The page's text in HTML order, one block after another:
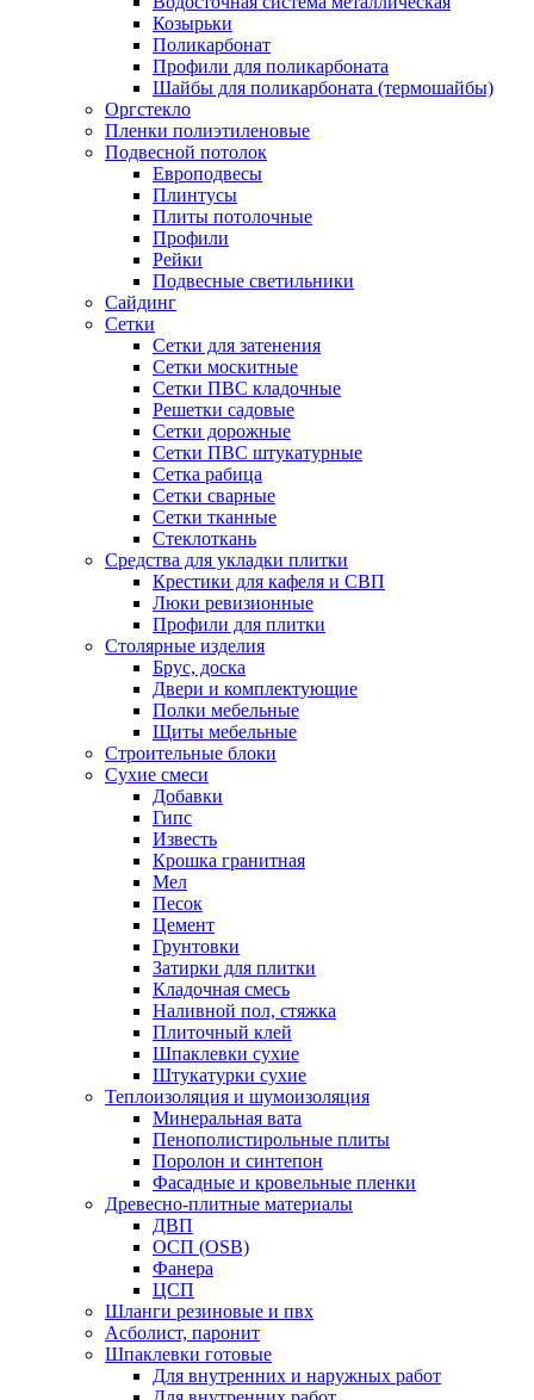
Козырьки
Поликарбонат
Профили для поликарбоната
Шайбы для поликарбоната (термошайбы)
Оргстекло
Пленки полиэтиленовые
Подвесной потолок
Европодвесы
Плинтусы
Плиты потолочные
Профили
Рейки
Подвесные светильники
Сайдинг
Сетки
Сетки для затенения
Сетки москитные
Сетки ПВС кладочные
Решетки садовые
Сетки дорожные
Сетки ПВС штукатурные
Сетка рабица
Сетки сварные
Сетки тканные
Стеклоткань
Средства для укладки плитки
Крестики для кафеля и СВП
Люки ревизионные
Профили для плитки
Столярные изделия
Брус, доска
Двери и комплектующие
Полки мебельные
Щиты мебельные
Строительные блоки
Сухие смеси
Добавки
Гипс
Известь
Крошка гранитная
Мел
Песок
Цемент
Грунтовки
Затирки для плитки
Кладочная смесь
Наливной пол, стяжка
Плиточный клей
Шпаклевки сухие
Штукатурки сухие
Теплоизоляция и шумоизоляция
Минеральная вата
Пенополистирольные плиты
Поролон и синтепон
Фасадные и кровельные пленки
Древесно-плитные материалы
ДВП
ОСП (OSB)
Фанера
ЦСП
Шланги резиновые и пвх
Асболист, паронит
Шпаклевки готовые
Для внутренних и наружных работ